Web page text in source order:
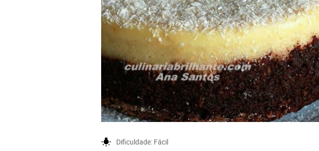
wb_incandescent Dificuldade: Fácil